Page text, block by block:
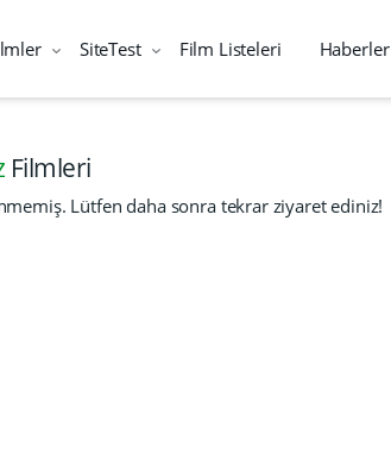
SiteTest Film Listeleri Haberler
Filmleri
Lütfen daha sonra tekrar ziyaret ediniz!